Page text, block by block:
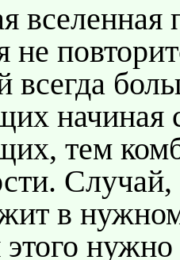
вселенная
не
всегда
начиная
тем
в